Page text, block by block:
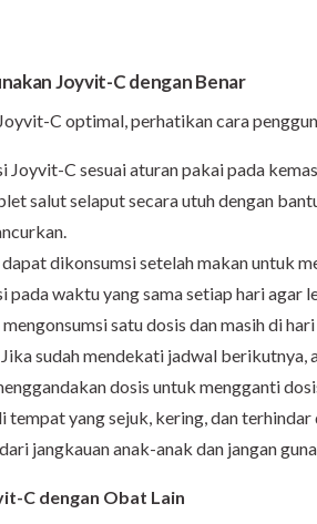
Joyvit-C dengan Benar
C optimal, perhatikan cara
Joyvit-C sesuai aturan pakai pada
salut selaput secara utuh dengan
dikonsumsi setelah makan untuk
pada waktu yang sama setiap hari agar
satu dosis dan masih di
sudah mendekati jadwal berikutnya,
dosis untuk mengganti
tempat yang sejuk, kering, dan
jangkauan anak-anak dan jangan
C dengan Obat Lain